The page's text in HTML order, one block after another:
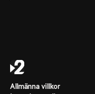
Allmänna villkor